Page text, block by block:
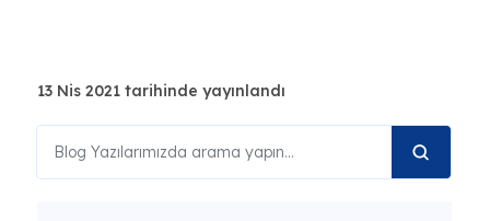
13 Nis 2021 tarihinde yayınlandı